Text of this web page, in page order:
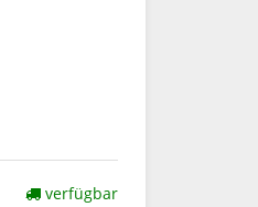
verfügbar